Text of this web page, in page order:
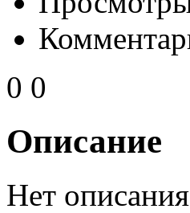
0 0
Описание
Нет описания